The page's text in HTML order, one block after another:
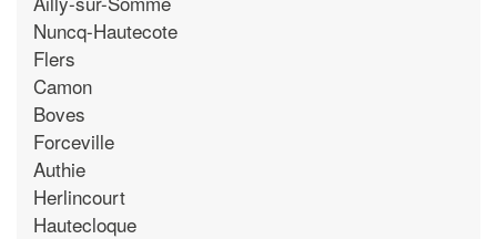
Nuncq-Hautecote
Flers
Camon
Boves
Forceville
Authie
Herlincourt
Hautecloque